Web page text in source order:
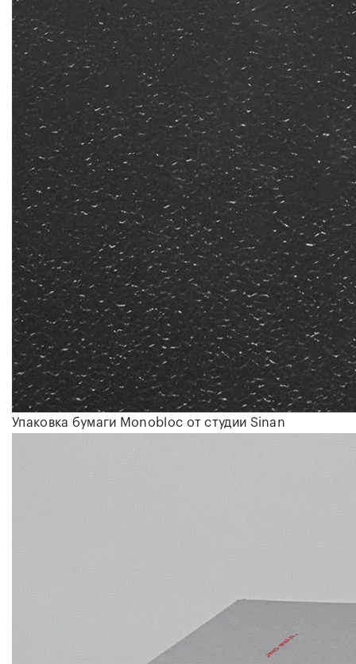
Упаковка бумаги Monobloc от студии Sinan